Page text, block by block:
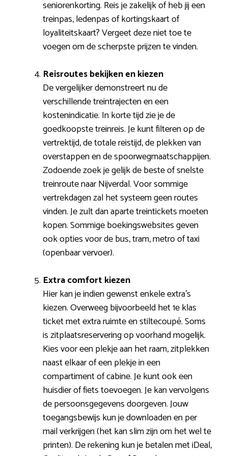
seniorenkorting. Reis je zakelijk of heb jij een
treinpas, ledenpas of kortingskaart of
loyaliteitskaart? Vergeet deze niet toe te
voegen om de scherpste prijzen te vinden.
Reisroutes bekijken en kiezen
De vergelijker demonstreert nu de
verschillende treintrajecten en een
kostenindicatie. In korte tijd zie je de
goedkoopste treinreis. Je kunt filteren op de
vertrektijd, de totale reistijd, de plekken van
overstappen en de spoorwegmaatschappijen.
Zodoende zoek je gelijk de beste of snelste
treinroute naar Nijverdal. Voor sommige
vertrekdagen zal het systeem geen routes
vinden. Je zult dan aparte treintickets moeten
kopen. Sommige boekingswebsites geven
ook opties voor de bus, tram, metro of taxi
(openbaar vervoer).
Extra comfort kiezen
Hier kan je indien gewenst enkele extra’s
kiezen. Overweeg bijvoorbeeld het 1e klas
ticket met extra ruimte en stiltecoupé. Soms
is zitplaatsreservering op voorhand mogelijk.
Kies voor een plekje aan het raam, zitplekken
naast elkaar of een plekje in een
compartiment of cabine. Je kunt ook een
huisdier of fiets toevoegen. Je kan vervolgens
de persoonsgegevens doorgeven. Jouw
toegangsbewijs kun je downloaden en per
mail verkrijgen (het kan slim zijn om het wel te
printen). De rekening kun je betalen met iDeal,